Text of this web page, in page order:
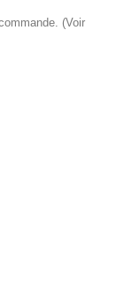
(Voir